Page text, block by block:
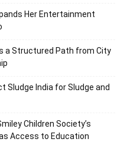
Her Entertainment
a Structured Path from City
Sludge India for Sludge and
Children Society’s
Access to Education